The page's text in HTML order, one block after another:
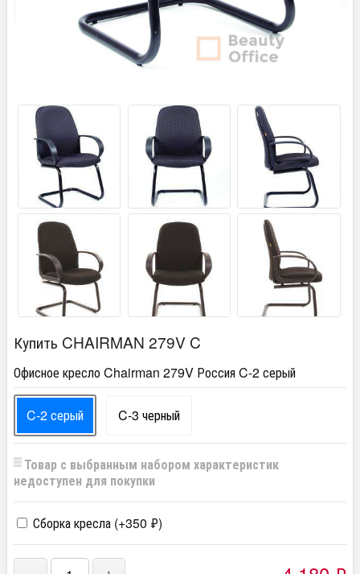
Купить CHAIRMAN 279V C
Офисное кресло Chairman 279V Россия C-2 серый
C-2 серый C-3 черный
Товар с выбранным набором характеристик
недоступен для покупки
Сборка кресла (+350 ₽)